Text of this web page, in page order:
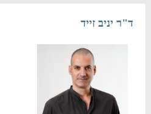
ד"ר יניב זייד